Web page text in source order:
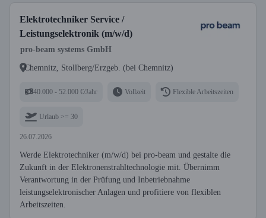
Elektrotechniker Service /
Leistungselektronik (m/w/d)
pro-beam systems GmbH
Chemnitz, Stollberg/Erzgeb. (bei Chemnitz)
40.000 - 52.000 €/Jahr Vollzeit Flexible Arbeitszeiten
Urlaub >= 30
26.07.2026
Werde Elektrotechniker (m/w/d) bei pro-beam und gestalte die
Zukunft in der Elektronenstrahltechnologie mit. Übernimm
Verantwortung in der Prüfung und Inbetriebnahme
leistungselektronischer Anlagen und profitiere von flexiblen
Arbeitszeiten.